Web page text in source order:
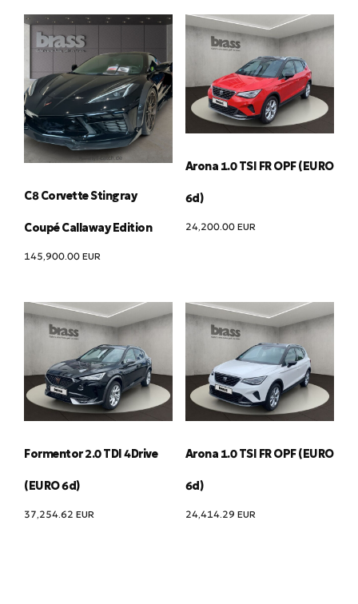
C8 Corvette Stingray
Coupé Callaway Edition
145,900.00 EUR
Arona 1.0 TSI FR OPF (EURO
6d)
24,200.00 EUR
Formentor 2.0 TDI 4Drive
(EURO 6d)
37,254.62 EUR
Arona 1.0 TSI FR OPF (EURO
6d)
24,414.29 EUR